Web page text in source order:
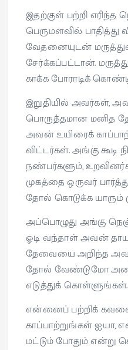
இதற்குள் பற்றி
பெருமளவில் பாதித்து
வேதனையுடன்
சேர்க்கப்பட்டான்.
காக்க போராடிக்
இறுதியில் அவர்கள்,
பொருத்தமான மனித
அவன் உயிரைக்
விட்டர்கள். அங்கு
நண்பர்களும்,
முகத்தை ஒருவர்
தோல் கொடுக்க
அப்பொழுது அங்கு
ஓடி வந்தாள் அவன்
தேவையை அறிந்த
தோல் வேண்டுமோ அதை
எடுத்துக் கொள்ளுங்கள்.
என்னைப் பற்றிக்
காப்பாற்றுங்கள் ஐயா,
மட்டும் போதும் என்று